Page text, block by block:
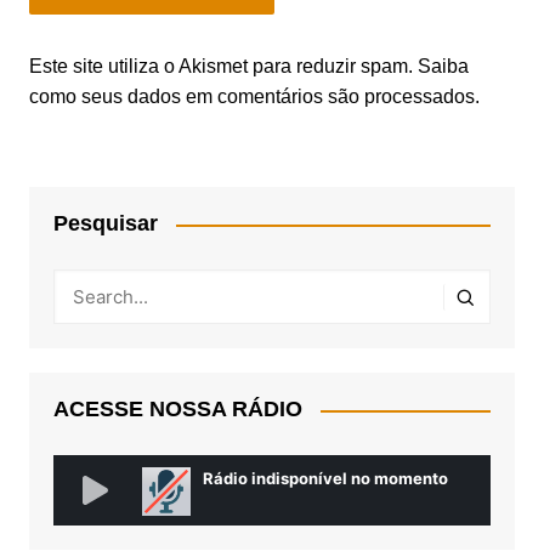
Este site utiliza o Akismet para reduzir spam. Saiba
como seus dados em comentários são processados.
Pesquisar
ACESSE NOSSA RÁDIO